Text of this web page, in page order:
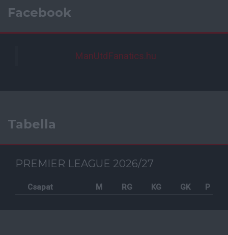
Facebook
ManUtdFanatics.hu
Tabella
PREMIER LEAGUE 2026/27
Csapat M RG KG GK P